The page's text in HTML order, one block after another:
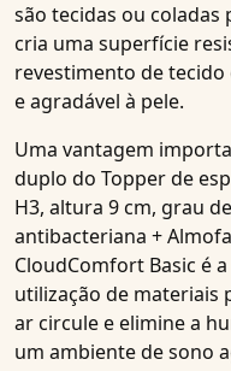
são tecidas ou
cria uma superfície
revestimento de
e agradável à pele.
Uma vantagem
duplo do Topper de
H3, altura 9 cm, grau
antibacteriana +
CloudComfort Basic é
utilização de materiais
ar circule e elimine a
um ambiente de sono